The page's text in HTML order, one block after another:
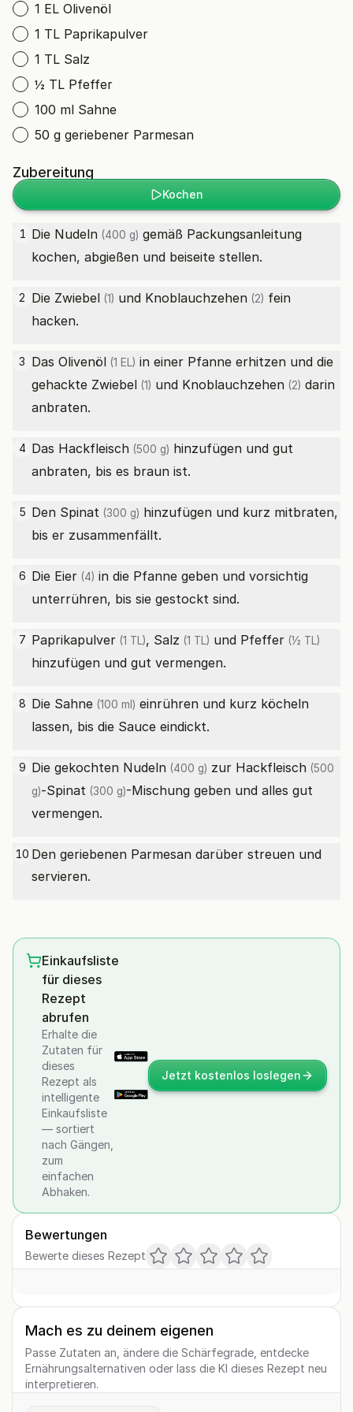
1 EL Olivenöl
1 TL Paprikapulver
1 TL Salz
½ TL Pfeffer
100 ml Sahne
50 g geriebener Parmesan
Zubereitung
Kochen
1 Die Nudeln (400 g) gemäß Packungsanleitung
kochen, abgießen und beiseite stellen.
2 Die Zwiebel (1) und Knoblauchzehen (2) fein
hacken.
3 Das Olivenöl (1 EL) in einer Pfanne erhitzen und die
gehackte Zwiebel (1) und Knoblauchzehen (2) darin
anbraten.
4 Das Hackfleisch (500 g) hinzufügen und gut
anbraten, bis es braun ist.
5 Den Spinat (300 g) hinzufügen und kurz mitbraten,
bis er zusammenfällt.
6 Die Eier (4) in die Pfanne geben und vorsichtig
unterrühren, bis sie gestockt sind.
7 Paprikapulver (1 TL), Salz (1 TL) und Pfeffer (½ TL)
hinzufügen und gut vermengen.
8 Die Sahne (100 ml) einrühren und kurz köcheln
lassen, bis die Sauce eindickt.
9 Die gekochten Nudeln (400 g) zur Hackfleisch (500
g)-Spinat (300 g)-Mischung geben und alles gut
vermengen.
10 Den geriebenen Parmesan darüber streuen und
servieren.
Einkaufsliste
für dieses
Rezept
abrufen
Erhalte die
Zutaten für
dieses
Rezept als
intelligente
Einkaufsliste
— sortiert
nach Gängen,
zum
einfachen
Abhaken.
Jetzt kostenlos loslegen
Bewertungen
Bewerte dieses Rezept
Mach es zu deinem eigenen
Passe Zutaten an, ändere die Schärfegrade, entdecke
Ernährungsalternativen oder lass die KI dieses Rezept neu
interpretieren.